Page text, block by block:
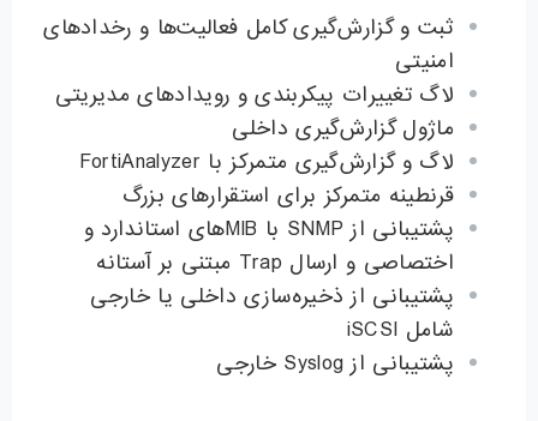
ثبت و گزارش‌گیری کامل فعالیت‌ها و رخدادهای
امنیتی
لاگ تغییرات پیکربندی و رویدادهای مدیریتی
ماژول گزارش‌گیری داخلی
لاگ و گزارش‌گیری متمرکز با FortiAnalyzer
قرنطینه متمرکز برای استقرارهای بزرگ
پشتیبانی از SNMP با MIBهای استاندارد و
اختصاصی و ارسال Trap مبتنی بر آستانه
پشتیبانی از ذخیره‌سازی داخلی یا خارجی
شامل iSCSI
پشتیبانی از Syslog خارجی